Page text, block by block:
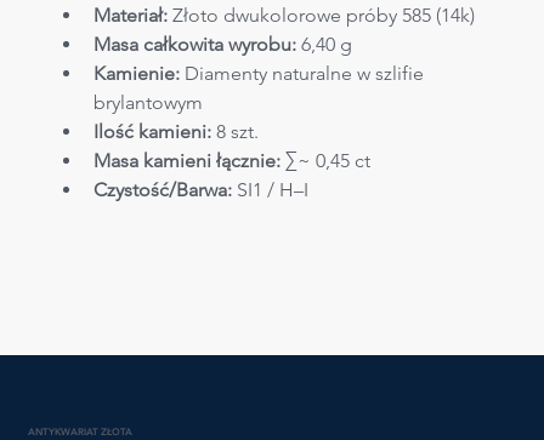
Materiał: Złoto dwukolorowe próby 585 (14k)
Masa całkowita wyrobu: 6,40 g
Kamienie: Diamenty naturalne w szlifie
brylantowym
Ilość kamieni: 8 szt.
Masa kamieni łącznie: ∑~ 0,45 ct
Czystość/Barwa: SI1 / H–I
ANTYKWARIAT ZŁOTA